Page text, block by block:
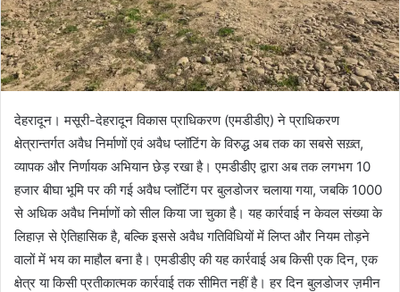
l
देहरादून। मसूरी-देहरादून विकास प्राधिकरण (एमडीडीए) ने प्राधिकरण
क्षेत्रान्तर्गत अवैध निर्माणों एवं अवैध प्लॉटिंग के विरुद्ध अब तक का सबसे सख़्त,
व्यापक और निर्णायक अभियान छेड़ रखा है। एमडीडीए द्वारा अब तक लगभग 10
हजार बीघा भूमि पर की गई अवैध प्लॉटिंग पर बुलडोजर चलाया गया, जबकि 1000
से अधिक अवैध निर्माणों को सील किया जा चुका है। यह कार्रवाई न केवल संख्या के
लिहाज़ से ऐतिहासिक है, बल्कि इससे अवैध गतिविधियों में लिप्त और नियम तोड़ने
वालों में भय का माहौल बना है। एमडीडीए की यह कार्रवाई अब किसी एक दिन, एक
क्षेत्र या किसी प्रतीकात्मक कार्रवाई तक सीमित नहीं है। हर दिन बुलडोजर ज़मीन